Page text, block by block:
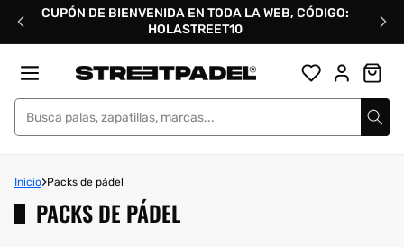
directamente
CUPÓN DE BIENVENIDA EN TODA LA WEB, CÓDIGO:
HOLASTREET10
Street Padel
Inicio Packs de pádel
PACKS DE PÁDEL